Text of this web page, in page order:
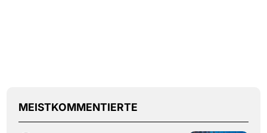
MEISTKOMMENTIERTE